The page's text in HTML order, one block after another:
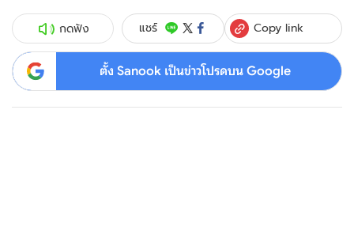
กดฟัง แชร์ Copy link
ตั้ง Sanook เป็นข่าวโปรดบน Google